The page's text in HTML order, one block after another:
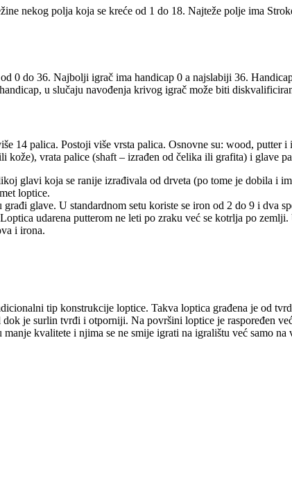
nekog polja koja se kreće od 1 do 18. Najteže polje ima
0 do 36. Najbolji igrač ima handicap 0 a najslabiji 36.
u slučaju navođenja krivog igrač može biti
14 palica. Postoji više vrsta palica. Osnovne su: wood,
kože), vrata palice (shaft – izrađen od čelika ili grafita) i glave
glavi koja se ranije izrađivala od drveta (po tome je dobila i
loptice.
glave. U standardnom setu koriste se iron od 2 do 9 i dva
udarena putterom ne leti po zraku već se kotrlja po
i irona.
tip konstrukcije loptice. Takva loptica građena je od
je surlin tvrđi i otporniji. Na površini loptice je raspoređen
manje kvalitete i njima se ne smije igrati na igralištu već samo na